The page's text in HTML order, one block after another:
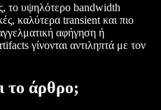
το υψηλότερο bandwidth
καλύτερα transient και πιο
αφήγηση ή
γίνονται αντιληπτά με τον
το άρθρο;